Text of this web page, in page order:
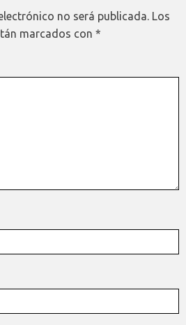
no será publicada. Los
marcados con *